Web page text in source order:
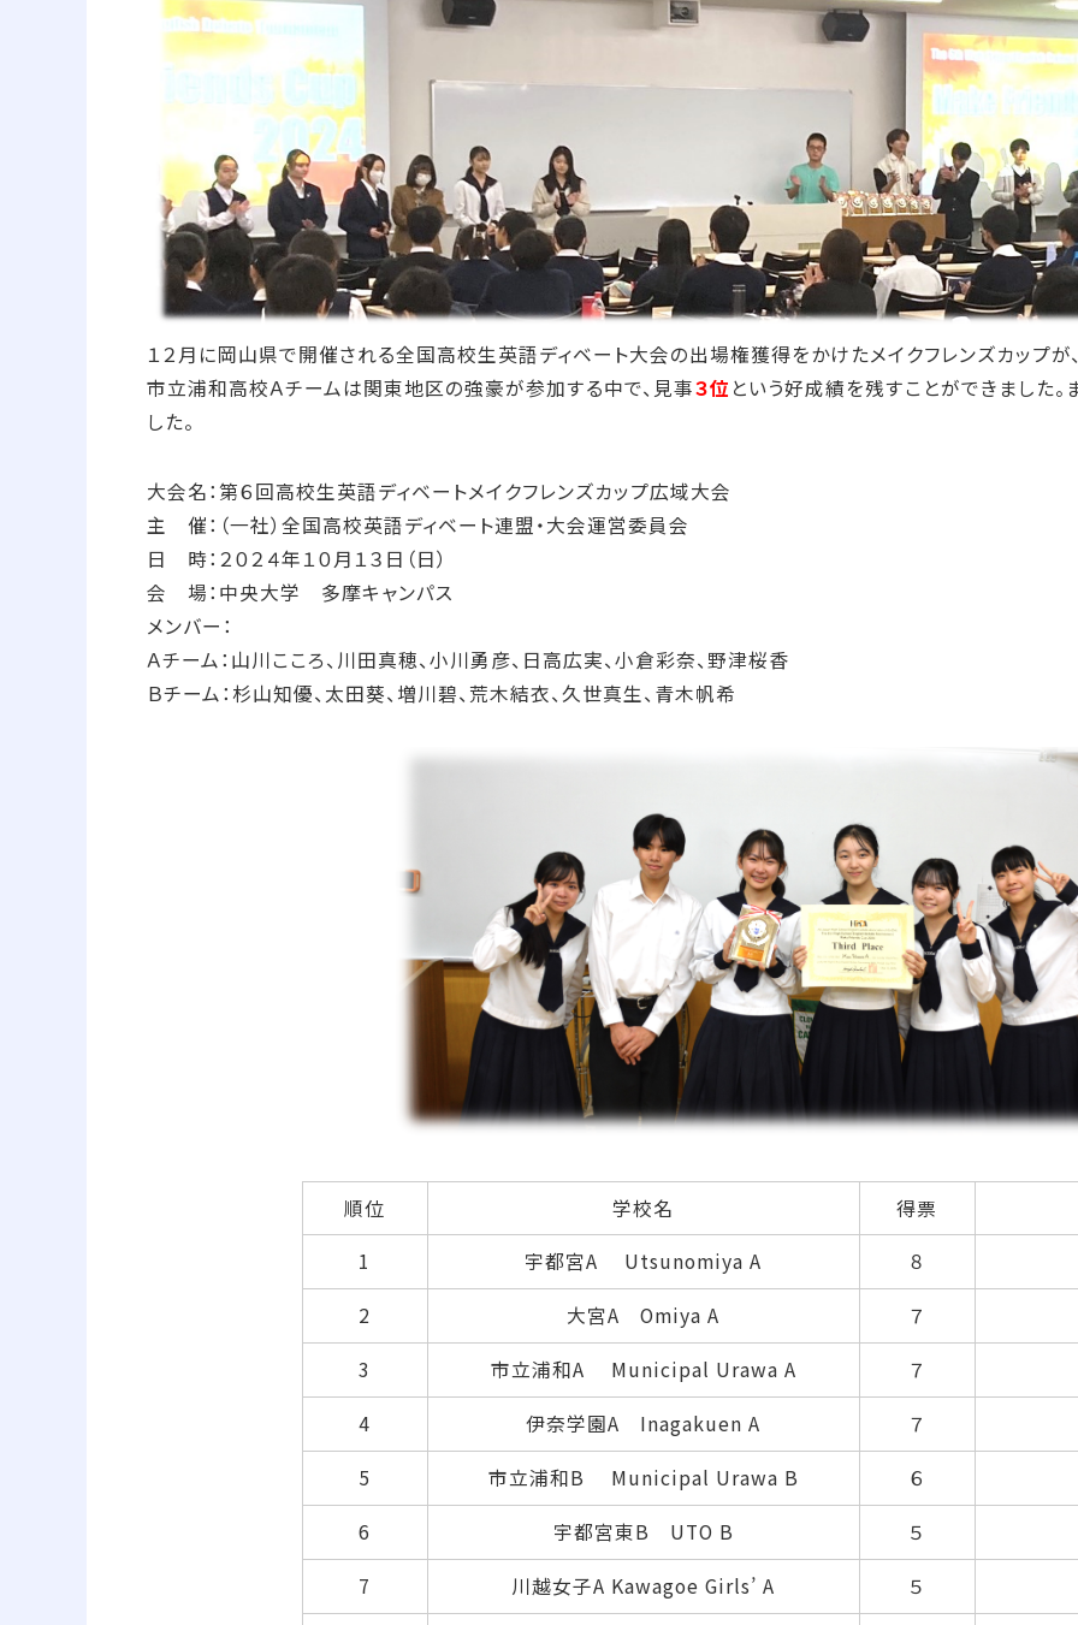
１２月に岡山県で開催される全国高校生英語ディベート大会の出場権獲得をかけたメイクフレンズカップが
市立浦和高校Ａチームは関東地区の強豪が参加する中で、見事３位 という好成績を残すことができました。
した。
大会名：第６回高校生英語ディベートメイクフレンズカップ広域大会
主 催：（一社）全国高校英語ディベート連盟・大会運営委員会
日 時：２０２４年１０月１３日（日）
会 場：中央大学 多摩キャンパス
メンバー：
Ａチーム：山川こころ、川田真穂、小川勇彦、日高広実、小倉彩奈、野津桜香
Ｂチーム：杉山知優、太田葵、増川碧、荒木結衣、久世真生、青木帆希
順位 学校名
得票
1
宇都宮A Utsunomiya A
８
2
大宮A Omiya A
７
3
市立浦和A Municipal Urawa A
７
4
伊奈学園A Inagakuen A
７
5
市立浦和B Municipal Urawa B
６
6
宇都宮東B UTO B
５
7
川越女子A Kawagoe Girls’ A
５